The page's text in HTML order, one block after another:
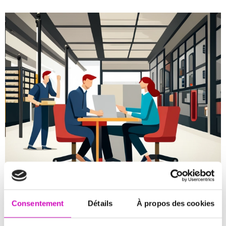
Consentement Détails À propos des cookies
Découvrir Quoter Plan